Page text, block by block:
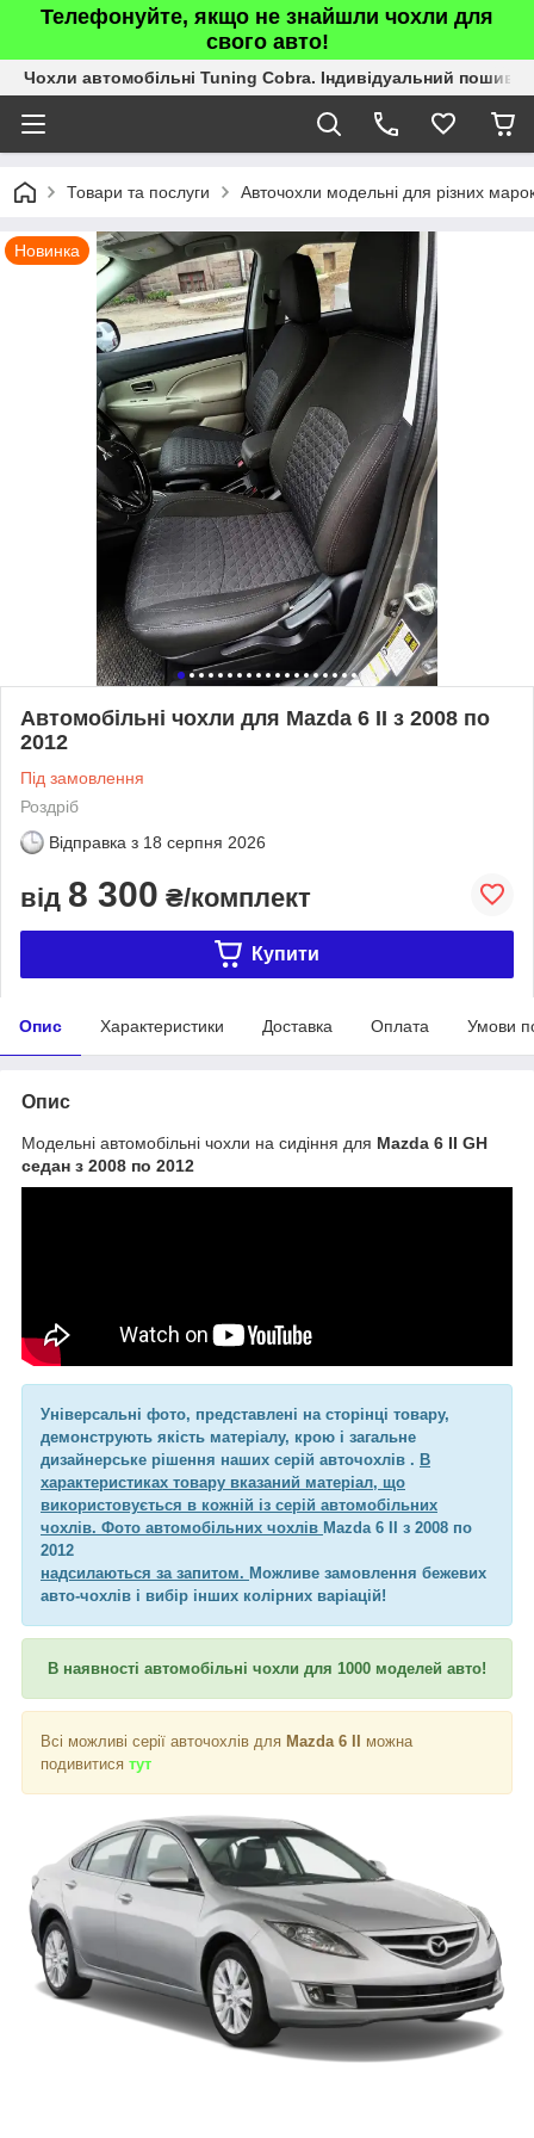
Телефонуйте, якщо не знайшли чохли для
свого авто!
Чохли автомобільні Tuning Cobra. Індивідуальний пошив.
Товари та послуги Авточохли модельні для різних
Новинка
Автомобільні чохли для Mazda 6 II з 2008 по
2012
Під замовлення
Роздріб
Відправка з 18 серпня 2026
від 8 300 ₴/комплект
Купити
Опис Характеристики Доставка Оплата Умови
Опис
Модельні автомобільні чохли на сидіння для Mazda 6 II GH
седан з 2008 по 2012
Універсальні фото, представлені на сторінці товару,
демонструють якість матеріалу, крою і загальне
дизайнерське рішення наших серій авточохлів . В
характеристиках товару вказаний матеріал, що
використовується в кожній із серій автомобільних
чохлів. Фото автомобільних чохлів Mazda 6 II з 2008 по
2012
надсилаються за запитом. Можливе замовлення бежевих
авто-чохлів і вибір інших колірних варіацій!
В наявності автомобільні чохли для 1000 моделей авто!
Всі можливі серії авточохлів для Mazda 6 II
можна
подивитися тут